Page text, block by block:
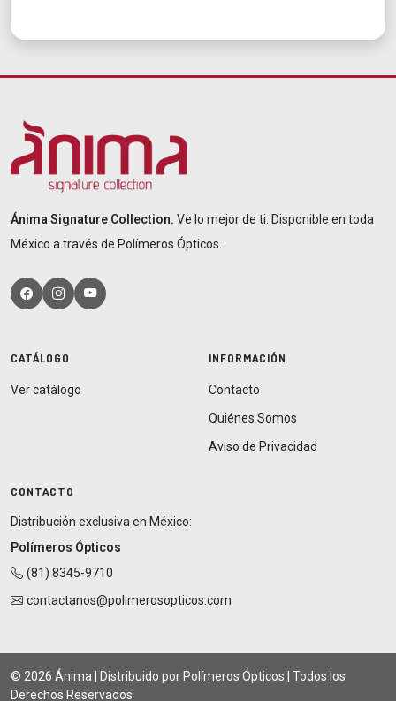
Ánima Signature Collection. Ve lo mejor de ti. Disponible en toda
México a través de Polímeros Ópticos.
CATÁLOGO
Ver catálogo
INFORMACIÓN
Contacto
Quiénes Somos
Aviso de Privacidad
CONTACTO
Distribución exclusiva en México:
Polímeros Ópticos
(81) 8345-9710
contactanos@polimerosopticos.com
© 2026 Ánima | Distribuido por Polímeros Ópticos | Todos los
Derechos Reservados